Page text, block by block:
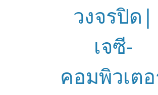
วงจรปิด|
เจซี-
คอมพิวเต